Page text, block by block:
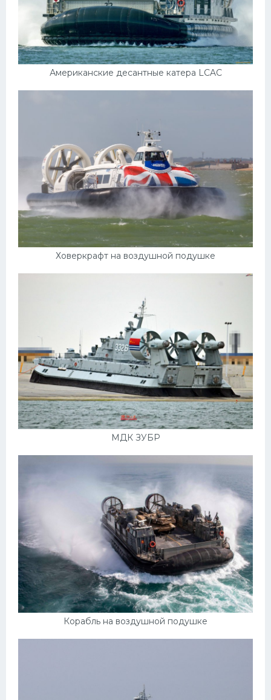
Американские десантные катера LCAC
Ховеркрафт на воздушной подушке
МДК ЗУБР
Корабль на воздушной подушке